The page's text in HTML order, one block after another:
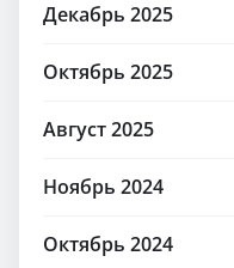
Декабрь 2025
Октябрь 2025
Август 2025
Ноябрь 2024
Октябрь 2024